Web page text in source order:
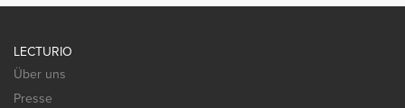
LECTURIO
Über uns
Presse